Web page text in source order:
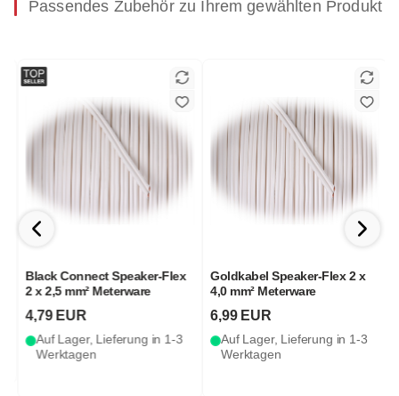
Passendes Zubehör zu Ihrem gewählten Produkt
Black Connect Speaker-Flex
2 x 2,5 mm² Meterware
4,79 EUR
Auf Lager, Lieferung in 1-3
Werktagen
Goldkabel Speaker-Flex 2 x
4,0 mm² Meterware
6,99 EUR
Auf Lager, Lieferung in 1-3
Werktagen